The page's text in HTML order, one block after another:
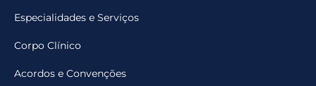
Especialidades e Serviços
Corpo Clínico
Acordos e Convenções